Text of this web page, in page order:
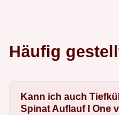
Häufig
Kann ich auch
Spinat Auflauf I One